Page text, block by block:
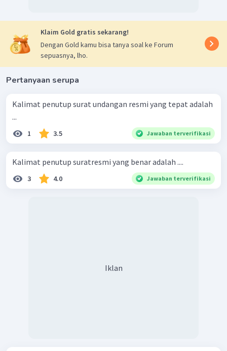
Klaim Gold gratis sekarang!
Dengan Gold kamu bisa tanya soal ke Forum
sepuasnya, lho.
Pertanyaan serupa
Kalimat penutup surat undangan resmi yang tepat adalah
...
1 3.5 Jawaban terverifikasi
Kalimat penutup suratresmi yang benar adalah ....
3 4.0 Jawaban terverifikasi
Iklan